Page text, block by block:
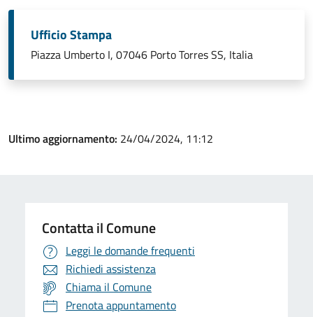
Ufficio Stampa
Piazza Umberto I, 07046 Porto Torres SS, Italia
Ultimo aggiornamento: 24/04/2024, 11:12
Contatta il Comune
Leggi le domande frequenti
Richiedi assistenza
Chiama il Comune
Prenota appuntamento